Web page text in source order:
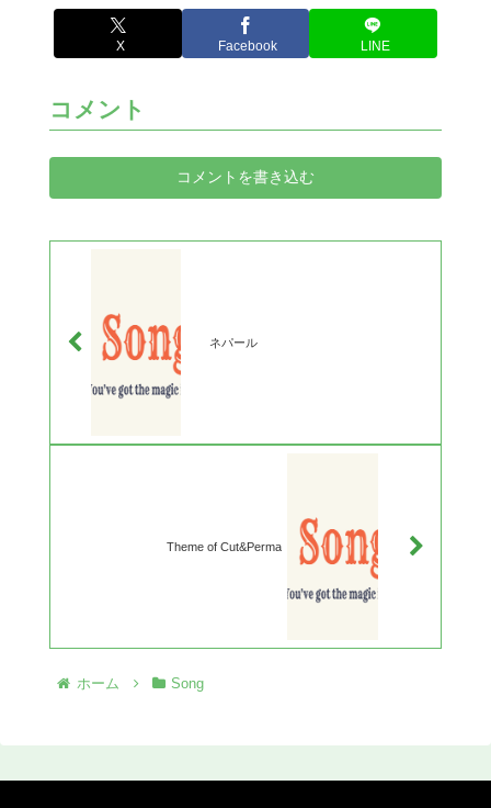
X Facebook LINE
コメント
コメントを書き込む
ネパール
Theme of Cut&Perma
ホーム Song